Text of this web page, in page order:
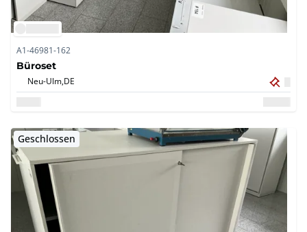
A1-46981-162
Büroset
Neu-Ulm,DE
Geschlossen